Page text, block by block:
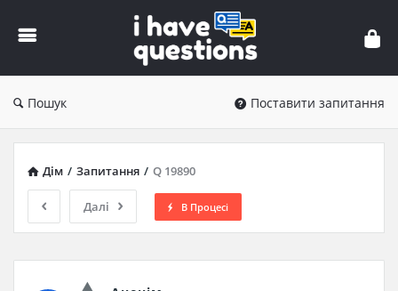
iHaveQuestions
Пошук Поставити запитання
Дім / Запитання / Q 19890
Далі В Процесі